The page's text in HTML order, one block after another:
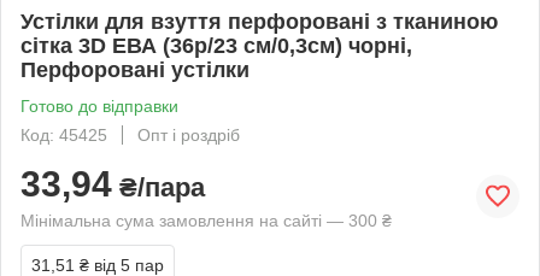
Устілки для взуття перфоровані з тканиною
сітка 3D ЕВА (36р/23 см/0,3см) чорні,
Перфоровані устілки
Готово до відправки
Код: 45425
Опт і роздріб
33,94 ₴/пара
Мінімальна сума замовлення на сайті — 300 ₴
31,51 ₴ від 5 пар